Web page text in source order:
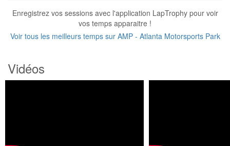
Enregistrez vos sessions avec l'application LapTrophy pour voir
vos temps apparaitre !
Voir tous les meilleurs temps sur AMP - Atlanta Motorsports Park
Vidéos